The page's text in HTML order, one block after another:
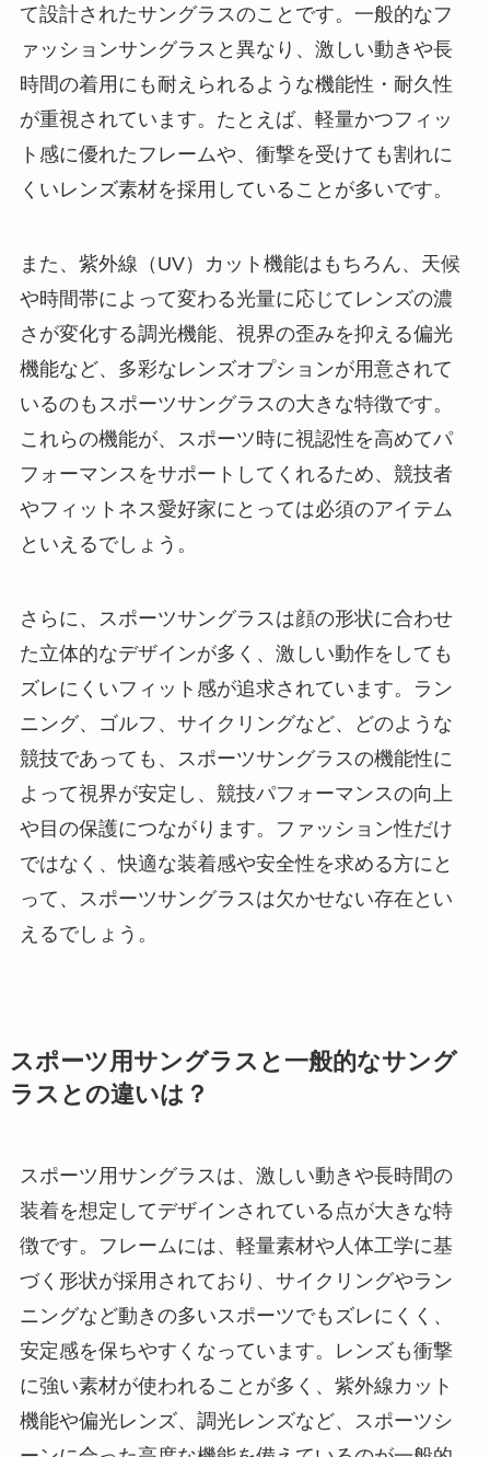
て設計されたサングラスのことです。一般的なフ
ァッションサングラスと異なり、激しい動きや長
時間の着用にも耐えられるような機能性・耐久性
が重視されています。たとえば、軽量かつフィッ
ト感に優れたフレームや、衝撃を受けても割れに
くいレンズ素材を採用していることが多いです。
また、紫外線（UV）カット機能はもちろん、天候
や時間帯によって変わる光量に応じてレンズの濃
さが変化する調光機能、視界の歪みを抑える偏光
機能など、多彩なレンズオプションが用意されて
いるのもスポーツサングラスの大きな特徴です。
これらの機能が、スポーツ時に視認性を高めてパ
フォーマンスをサポートしてくれるため、競技者
やフィットネス愛好家にとっては必須のアイテム
といえるでしょう。
さらに、スポーツサングラスは顔の形状に合わせ
た立体的なデザインが多く、激しい動作をしても
ズレにくいフィット感が追求されています。ラン
ニング、ゴルフ、サイクリングなど、どのような
競技であっても、スポーツサングラスの機能性に
よって視界が安定し、競技パフォーマンスの向上
や目の保護につながります。ファッション性だけ
ではなく、快適な装着感や安全性を求める方にと
って、スポーツサングラスは欠かせない存在とい
えるでしょう。
スポーツ用サングラスと一般的なサング
ラスとの違いは？
スポーツ用サングラスは、激しい動きや長時間の
装着を想定してデザインされている点が大きな特
徴です。フレームには、軽量素材や人体工学に基
づく形状が採用されており、サイクリングやラン
ニングなど動きの多いスポーツでもズレにくく、
安定感を保ちやすくなっています。レンズも衝撃
に強い素材が使われることが多く、紫外線カット
機能や偏光レンズ、調光レンズなど、スポーツシ